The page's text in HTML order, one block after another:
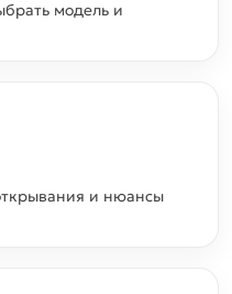
модель и
и нюансы